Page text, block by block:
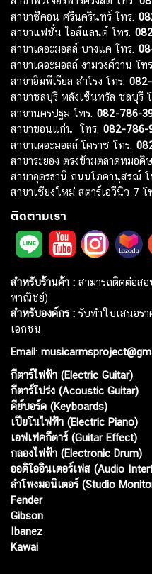
สาขาซีคอน ศรีนครินทร์ โทร.
สาขาแฟชั่น ไอส์แลนด์ โทร.
สาขาเดอะมอลล์ บางแค โทร.
สาขาเดอะมอลล์ งามวงศ์วาน โท
สาขาอิมพีเรียล สำโรง โทร.
สาขาชลบุรี หลังเซ็นทรัล ชลบุรี โ
สาขานครปฐม โทร. 082-786-
สาขาขอนแก่น โทร. 082-786-
สาขาเดอะมอลล์ โคราช โทร.
สาขาระยอง ตรงข้ามตลาดหมอดิ
สาขาอุดรธานี ถนนโภคานุสรณ์ โ
สาขาเชียงใหม่ สตาร์เอวีนิว 7 โ
ติดตามเรา
สำหรับร้านค้า : สามารถติดต่อส
พาณิชย์)
สำหรับองค์กร : รับทำใบเสนอรา
เอกชน
Email:
กีตาร์ไฟฟ้า (Electric Guitar)
กีตาร์โปร่ง (Acoustic Guitar)
คีย์บอร์ด (Keyboards)
เปียโนไฟฟ้า (Electric Piano)
เอฟเฟคกีตาร์ (Guitar Effect)
กลองไฟฟ้า (Electronic Drum)
ออดิโออินเตอร์เฟส (Audio
ลำโพงมอนิเตอร์ (Studio
Fender
Gibson
Ibanez
Kawai